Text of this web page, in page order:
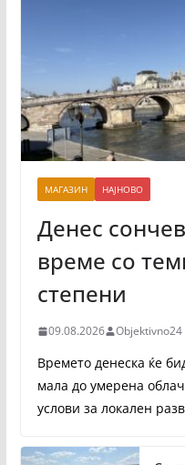
МАГАЗИН НАЈНОВО
Денес
време со
степени
09.08.2026 Objektivno24
Времето денеска ќе
мала до умерена
услови за локален